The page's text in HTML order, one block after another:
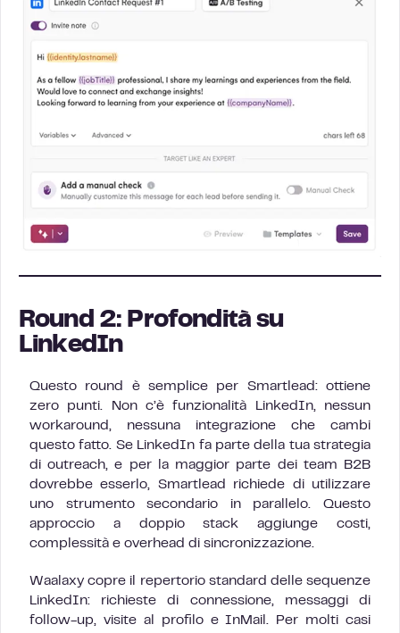
Round 2: Profondità su
LinkedIn
Questo round è semplice per Smartlead: ottiene
zero punti. Non c’è funzionalità LinkedIn, nessun
workaround, nessuna integrazione che cambi
questo fatto. Se LinkedIn fa parte della tua strategia
di outreach, e per la maggior parte dei team B2B
dovrebbe esserlo, Smartlead richiede di utilizzare
uno strumento secondario in parallelo. Questo
approccio a doppio stack aggiunge costi,
complessità e overhead di sincronizzazione.
Waalaxy copre il repertorio standard delle sequenze
LinkedIn: richieste di connessione, messaggi di
follow-up, visite al profilo e InMail. Per molti casi